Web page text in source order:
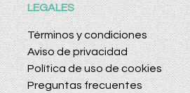
LEGALES
Términos y condiciones
Aviso de privacidad
Política de uso de cookies
Preguntas frecuentes